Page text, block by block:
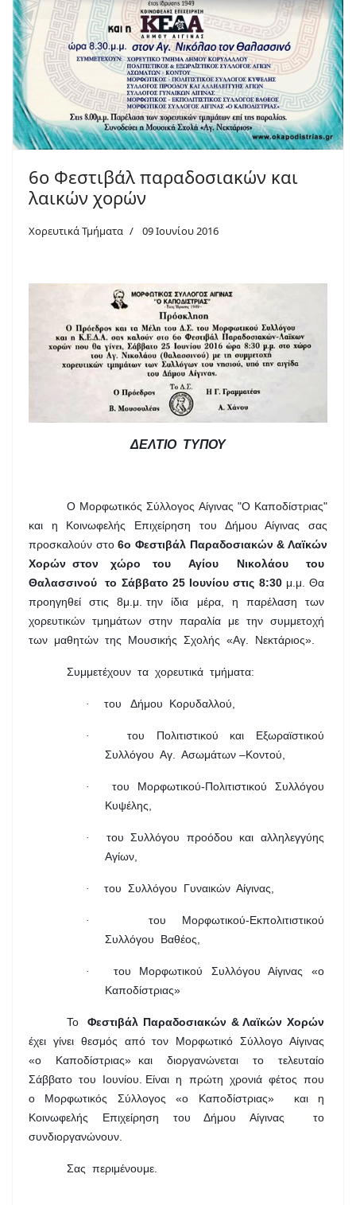
6o Φεστιβάλ παραδοσιακών και
λαικών χορών
Χορευτικά Τμήματα 09 Ιουνίου 2016
ΔΕΛΤΙΟ ΤΥΠΟΥ
Ο Μορφωτικός Σύλλογος Αίγινας "Ο Καποδίστριας"
και η Κοινωφελής Επιχείρηση του Δήμου Αίγινας σας
προσκαλούν στο6ο Φεστιβάλ Παραδοσιακών & Λαϊκών
Χορών στον χώρο του Αγίου Νικολάου του
Θαλασσινού το Σάββατο 25 Ιουνίου στις 8:30μ.μ. Θα
προηγηθεί στις 8μ.μ. την ίδια μέρα, η παρέλαση των
χορευτικών τμημάτων στην παραλία με την συμμετοχή
των μαθητών της Μουσικής Σχολής «Αγ. Νεκτάριος».
Συμμετέχουν τα χορευτικά τμήματα:
· του Δήμου Κορυδαλλού,
·
του Πολιτιστικού και Εξωραϊστικού
Συλλόγου Αγ. Ασωμάτων –Κοντού,
· του Μορφωτικού-Πολιτιστικού Συλλόγου
Κυψέλης,
·
του Συλλόγου προόδου και αλληλεγγύης
Αγίων,
· του Συλλόγου Γυναικών Αίγινας,
·
του Μορφωτικού-Εκπολιτιστικού
Συλλόγου Βαθέος,
·
του Μορφωτικού Συλλόγου Αίγινας «ο
Καποδίστριας»
ΤοΦεστιβάλ Παραδοσιακών & Λαϊκών Χορών
έχει γίνει θεσμός από τον Μορφωτικό Σύλλογο Αίγινας
«ο Καποδίστριας» και διοργανώνεται το τελευταίο
Σάββατο του Ιουνίου. Είναι η πρώτη χρονιά φέτος που
ο Μορφωτικός Σύλλογος «ο Καποδίστριας» και η
Κοινωφελής Επιχείρηση του Δήμου Αίγινας το
συνδιοργανώνουν.
Σας περιμένουμε.